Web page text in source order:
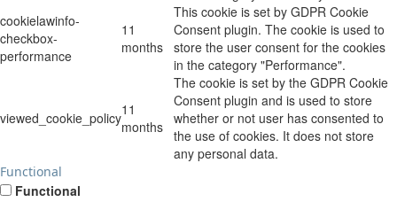
cookielawinfo-
checkbox-
performance
11
months
This cookie is set by GDPR Cookie
Consent plugin. The cookie is used to
store the user consent for the cookies
in the category "Performance".
viewed_cookie_policy11
months
The cookie is set by the GDPR Cookie
Consent plugin and is used to store
whether or not user has consented to
the use of cookies. It does not store
any personal data.
Functional
Functional